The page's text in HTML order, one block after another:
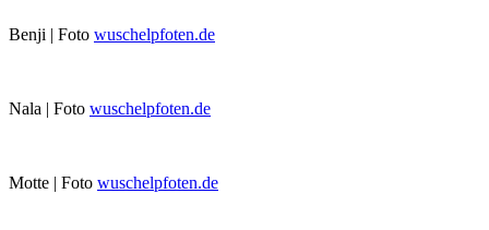
Benji | Foto wuschelpfoten.de
Nala | Foto wuschelpfoten.de
Motte | Foto wuschelpfoten.de